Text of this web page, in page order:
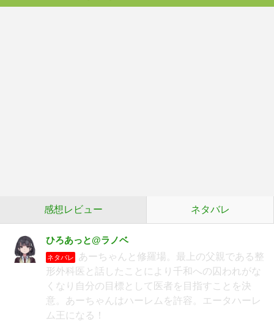
感想レビュー ネタバレ
ひろあっと@ラノベ
ネタバレ
あーちゃんと修羅場。最上の父親である整
形外科医と話したことにより千和への囚われがな
くなり自分の目標として医者を目指すことを決
意。あーちゃんはハーレムを許容。エータハーレ
ム王になる！